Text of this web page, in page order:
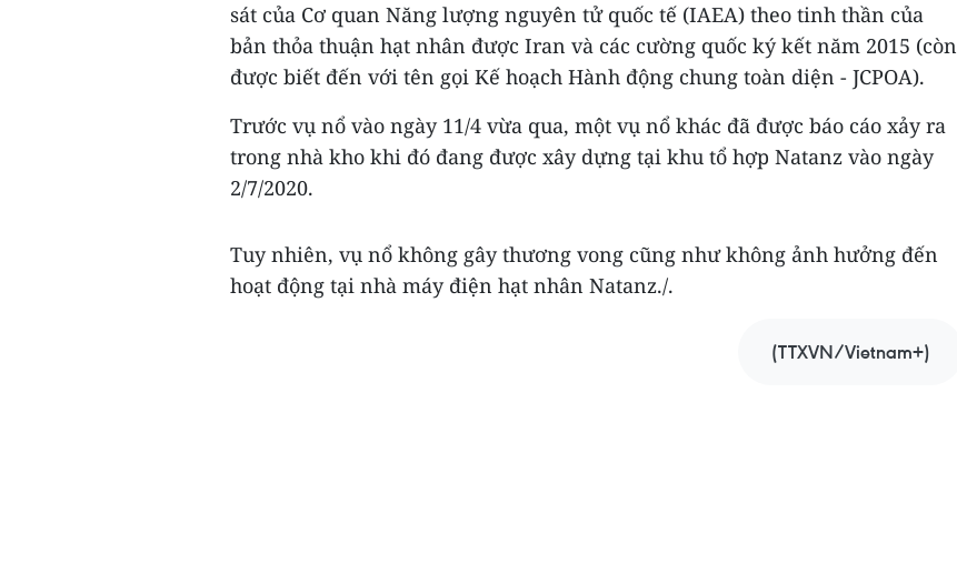
sát của Cơ quan Năng lượng nguyên tử quốc tế (IAEA) theo tinh thần của
bản thỏa thuận hạt nhân được Iran và các cường quốc ký kết năm 2015 (còn
được biết đến với tên gọi Kế hoạch Hành động chung toàn diện - JCPOA).
Trước vụ nổ vào ngày 11/4 vừa qua, một vụ nổ khác đã được báo cáo xảy ra
trong nhà kho khi đó đang được xây dựng tại khu tổ hợp Natanz vào ngày
2/7/2020.
Tuy nhiên, vụ nổ không gây thương vong cũng như không ảnh hưởng đến
hoạt động tại nhà máy điện hạt nhân Natanz./.
(TTXVN/Vietnam+)